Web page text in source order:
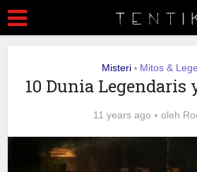
Misteri • Mitos &
10 Dunia
11 years ago oleh